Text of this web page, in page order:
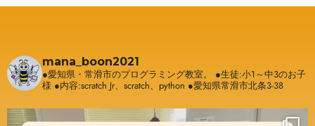
mana_boon2021
●愛知県・常滑市のプログラミング教室。
●生徒:小1～中3のお子
様 ●内容:scratch Jr、scratch、python ●愛知県常滑市北条3-38